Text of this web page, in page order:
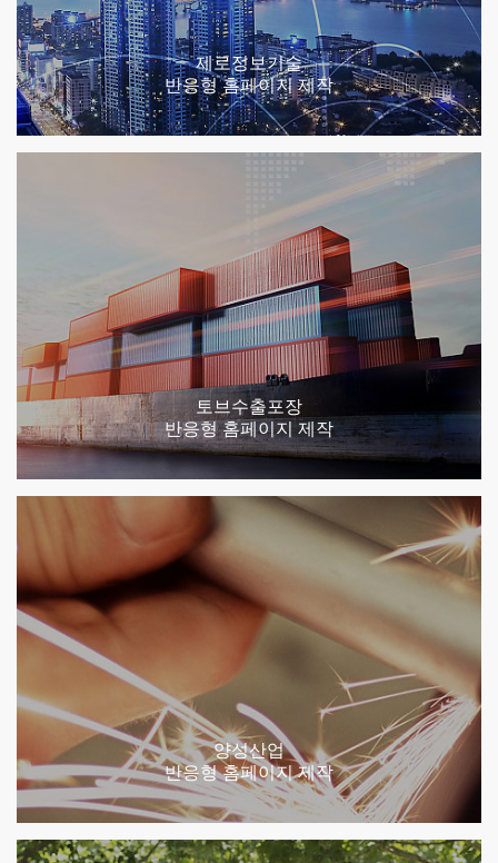
제로정보기술
반응형 홈페이지 제작
토브수출포장
반응형 홈페이지 제작
양성산업
반응형 홈페이지 제작